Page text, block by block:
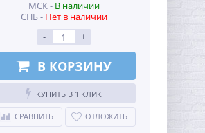
МСК - В наличии
СПБ - Нет в наличии
-
+
В КОРЗИНУ
КУПИТЬ В 1 КЛИК
СРАВНИТЬ ОТЛОЖИТЬ